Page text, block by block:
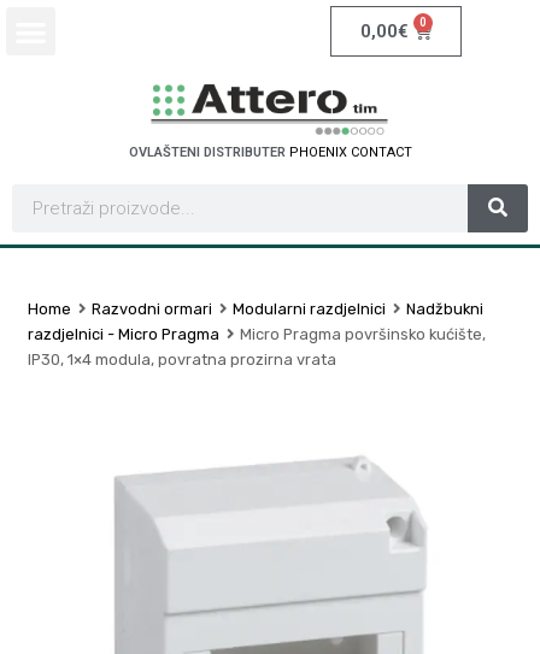
0,00€ 0
OVLAŠTENI DISTRIBUTER PHOENIX CONTACT
Home Razvodni ormari Modularni razdjelnici
Nadžbukni
razdjelnici - Micro Pragma
Micro Pragma površinsko kućište,
IP30, 1×4 modula, povratna prozirna vrata